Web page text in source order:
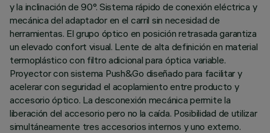
y la inclinación de 90°. Sistema rápido de conexión eléctrica y
mecánica del adaptador en el carril sin necesidad de
herramientas. El grupo óptico en posición retrasada garantiza
un elevado confort visual. Lente de alta definición en material
termoplástico con filtro adicional para óptica variable.
Proyector con sistema Push&Go diseñado para facilitar y
acelerar con seguridad el acoplamiento entre producto y
accesorio óptico. La desconexión mecánica permite la
liberación del accesorio pero no la caída. Posibilidad de utilizar
simultáneamente tres accesorios internos y uno externo.